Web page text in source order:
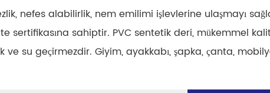
nefes alabilirlik, nem emilimi işlevlerine ulaşmayı
sertifikasına sahiptir. PVC sentetik deri, mükemmel
ve su geçirmezdir. Giyim, ayakkabı, şapka, çanta,